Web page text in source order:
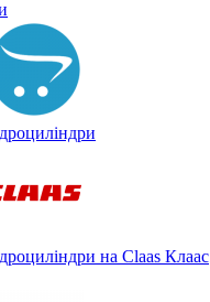
на Claas Клаас